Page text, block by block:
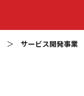
＞ サービス開発事業